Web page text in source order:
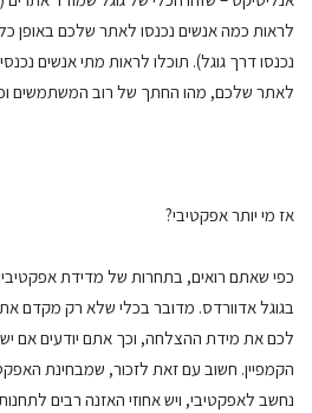
לראות כמה אנשים נכנסו לאתר שלכם באופן
נכנסו דרך גוגל). תוכלו לראות מתי אנשים
לאתר שלכם, מהו החתך של רוב המשתמשים
אז מי יותר אפקטיבי?
כפי שאתם רואים, בתחרות של מדידת
בגוגל אדוורדס. מדובר בכלי שלא רק מקדם
לכם את מידת ההצלחה, וכך אתם יודעים אם
הקמפיין. חשוב עם זאת לזכור, שמבחינת
נחשב לאפקטיבי, ויש אחוזי האזנה רבים